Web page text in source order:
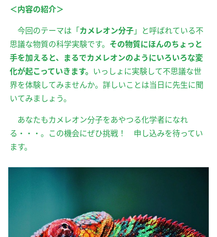
＜内容の紹介＞
今回のテーマは「カメレオン分子」と呼ばれている不
思議な物質の科学実験です。 その物質にほんのちょっと
手を加えると、まるでカメレオンのようにいろいろな変
化が起こっていきます。 いっしょに実験して不思議な世
界を体験してみませんか。詳しいことは当日に先生に聞
いてみましょう。
あなたもカメレオン分子をあやつる化学者になれ
る・・・。この機会にぜひ挑戦！ 申し込みを待ってい
ます。